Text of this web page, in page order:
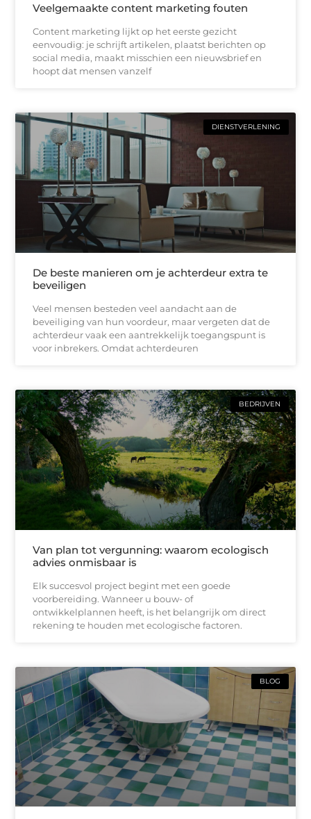
Veelgemaakte content marketing fouten
Content marketing lijkt op het eerste gezicht
eenvoudig: je schrijft artikelen, plaatst berichten op
social media, maakt misschien een nieuwsbrief en
hoopt dat mensen vanzelf
DIENSTVERLENING
De beste manieren om je achterdeur extra te
beveiligen
Veel mensen besteden veel aandacht aan de
beveiliging van hun voordeur, maar vergeten dat de
achterdeur vaak een aantrekkelijk toegangspunt is
voor inbrekers. Omdat achterdeuren
BEDRIJVEN
Van plan tot vergunning: waarom ecologisch
advies onmisbaar is
Elk succesvol project begint met een goede
voorbereiding. Wanneer u bouw- of
ontwikkelplannen heeft, is het belangrijk om direct
rekening te houden met ecologische factoren.
BLOG